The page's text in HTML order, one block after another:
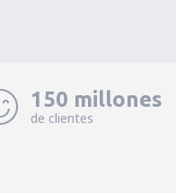
150 millones
de clientes